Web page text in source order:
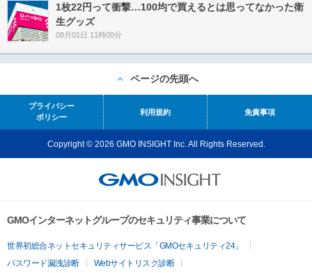
1枚22円って衝撃…100均で買えるとは思ってなかった衛
生グッズ
08月01日 11時00分
ページの先頭へ
プライバシー
ポリシー
利用規約 免責事項
Copyright © 2026 GMO INSIGHT Inc. All Rights Reserved.
GMOインターネットグループのセキュリティ事業について
世界初総合ネットセキュリティサービス「GMOセキュリティ24」
パスワード漏洩診断
Webサイトリスク診断